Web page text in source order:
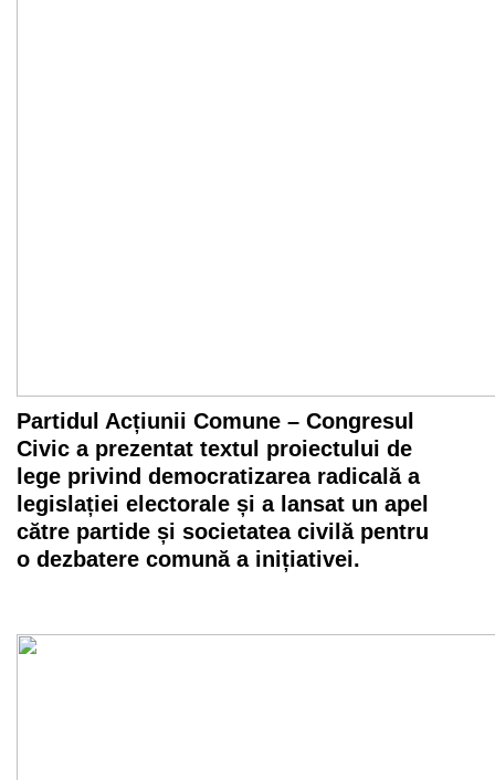
Partidul Acțiunii Comune – Congresul
Civic a prezentat textul proiectului de
lege privind democratizarea radicală a
legislației electorale și a lansat un apel
către partide și societatea civilă pentru
o dezbatere comună a inițiativei.